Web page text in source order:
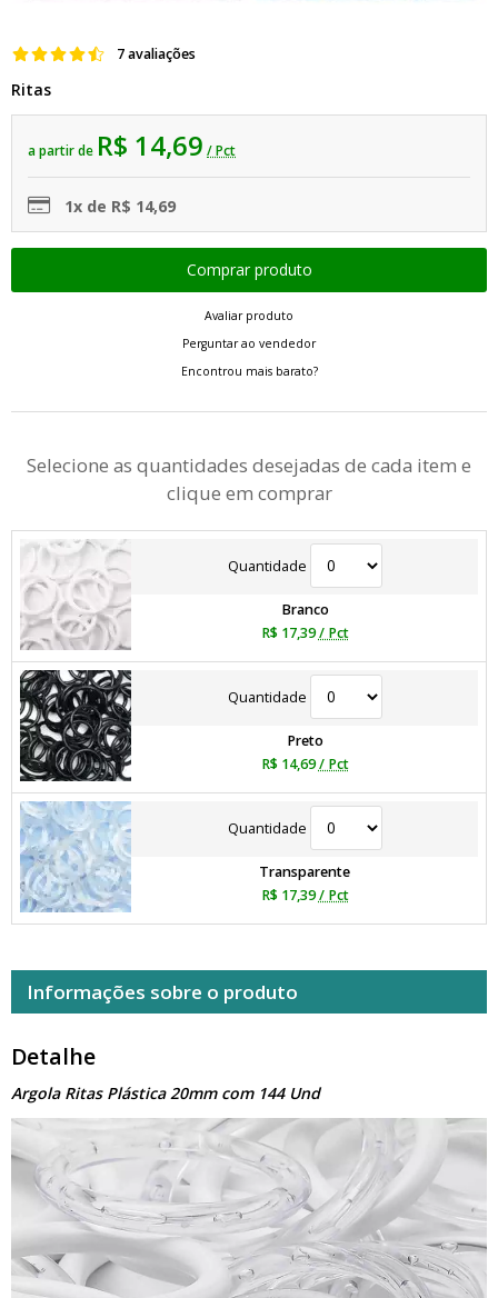
7 avaliações
Ritas
a partir de R$ 14,69 / Pct
1x de R$ 14,69
Avaliar produto
Perguntar ao vendedor
Encontrou mais barato?
Selecione as quantidades desejadas de cada item e
clique em comprar
Quantidade
Branco
R$ 17,39 / Pct
Quantidade
Preto
R$ 14,69 / Pct
Quantidade
Transparente
R$ 17,39 / Pct
Informações sobre o produto
Detalhe
Argola Ritas Plástica 20mm com 144 Und